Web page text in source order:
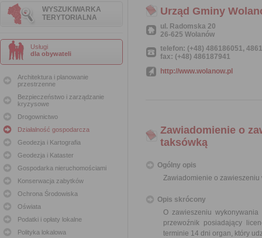
WYSZUKIWARKA
TERYTORIALNA
Usługi
dla obywateli
Architektura i planowanie
przestrzenne
Bezpieczeństwo i zarządzanie
kryzysowe
Drogownictwo
Działalność gospodarcza
Geodezja i Kartografia
Geodezja i Kataster
Gospodarka nieruchomościami
Konserwacja zabytków
Ochrona Środowiska
Oświata
Podatki i opłaty lokalne
Polityka lokalowa
Urząd Gminy
ul. Radomska 20
26-625 Wolanów
telefon: (+48) 486186051,
fax: (+48) 486187941
http://www.wolanow.pl
Zawiadomienie o
taksówką
Ogólny opis
Zawiadomienie o zawieszeniu
Opis skrócony
O zawieszeniu
przewoźnik posiadający
terminie 14 dni organ, który